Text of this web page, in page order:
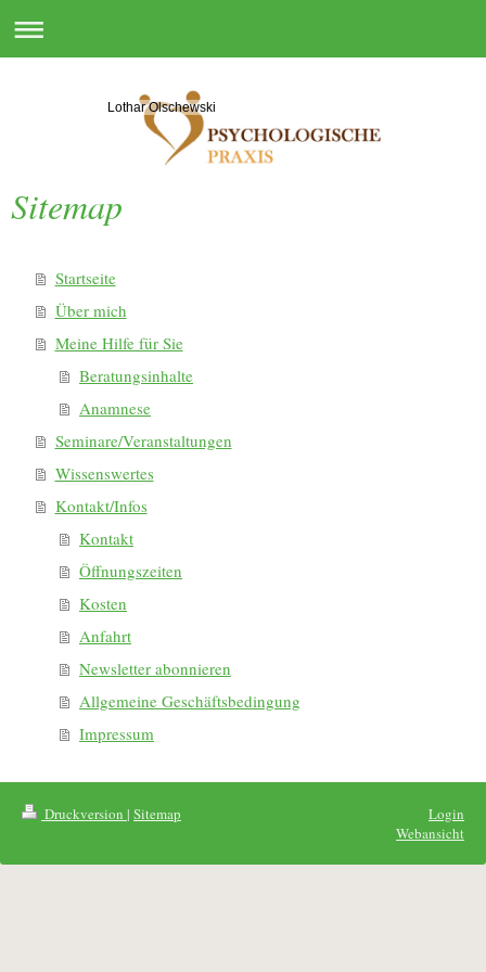
Lothar Olschewski
Sitemap
Startseite
Über mich
Meine Hilfe für Sie
Beratungsinhalte
Anamnese
Seminare/Veranstaltungen
Wissenswertes
Kontakt/Infos
Kontakt
Öffnungszeiten
Kosten
Anfahrt
Newsletter abonnieren
Allgemeine Geschäftsbedingung
Impressum
Druckversion | Sitemap
Login
Webansicht